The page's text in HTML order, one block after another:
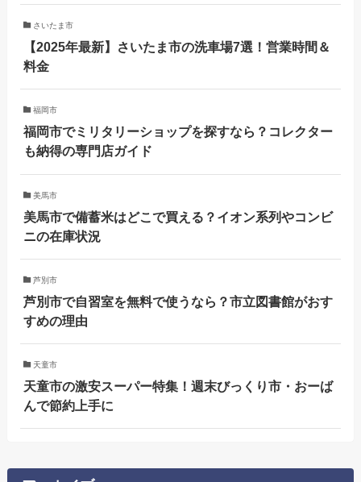
さいたま市
【2025年最新】さいたま市の洗車場7選！営業時間＆
料金
福岡市
福岡市でミリタリーショップを探すなら？コレクター
も納得の専門店ガイド
美馬市
美馬市で備蓄米はどこで買える？イオン系列やコンビ
ニの在庫状況
芦別市
芦別市で自習室を無料で使うなら？市立図書館がおす
すめの理由
天童市
天童市の激安スーパー特集！週末びっくり市・おーば
んで節約上手に